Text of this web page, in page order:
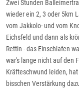
Zwei Stunden
wieder ein 2, 3 oder 5km
vom Jakkolo- und vom
Eichsfeld und dann als
Rettin - das Einschlafen
war's lange nicht auf den
Kräfteschwund leiden,
bisschen Verstärkung